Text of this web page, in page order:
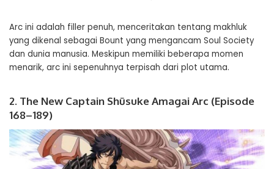
Arc ini adalah filler penuh, menceritakan tentang makhluk
yang dikenal sebagai Bount yang mengancam Soul Society
dan dunia manusia. Meskipun memiliki beberapa momen
menarik, arc ini sepenuhnya terpisah dari plot utama.
2. The New Captain Shūsuke Amagai Arc (Episode
168–189)